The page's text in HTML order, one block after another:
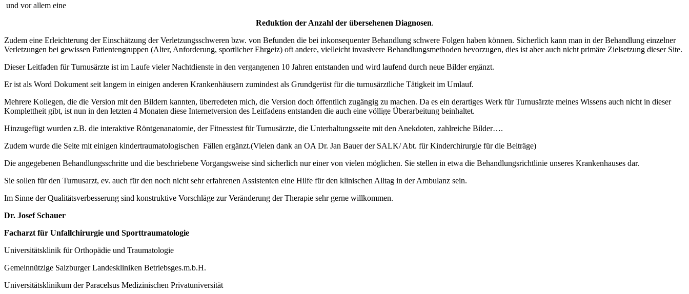
und vor allem eine
Reduktion der Anzahl der übersehenen Diagnosen.
Zudem eine Erleichterung der Einschätzung der Verletzungsschweren bzw. von Befunden die bei inkonsequenter Behandlung schwere Folgen haben können. Sicherlich kann man in der Behandlung einzelner
Verletzungen bei gewissen Patientengruppen (Alter, Anforderung, sportlicher Ehrgeiz) oft andere, vielleicht invasivere Behandlungsmethoden bevorzugen, dies ist aber auch nicht primäre Zielsetzung dieser Site.
Dieser Leitfaden für Turnusärzte ist im Laufe vieler Nachtdienste in den vergangenen 10 Jahren entstanden und wird laufend durch neue Bilder ergänzt.
Er ist als Word Dokument seit langem in einigen anderen Krankenhäusern zumindest als Grundgerüst für die turnusärztliche Tätigkeit im Umlauf.
Mehrere Kollegen, die die Version mit den Bildern kannten, überredeten mich, die Version doch öffentlich zugängig zu machen. Da es ein derartiges Werk für Turnusärzte meines Wissens auch nicht in dieser
Komplettheit gibt, ist nun in den letzten 4 Monaten diese Internetversion des Leitfadens entstanden die auch eine völlige Überarbeitung beinhaltet.
Hinzugefügt wurden z.B. die interaktive Röntgenanatomie, der Fitnesstest für Turnusärzte, die Unterhaltungsseite mit den Anekdoten, zahlreiche Bilder….
Zudem wurde die Seite mit einigen kindertraumatologischen Fällen ergänzt.(Vielen dank an OA Dr. Jan Bauer der SALK/ Abt. für Kinderchirurgie für die Beiträge)
Die angegebenen Behandlungsschritte und die beschriebene Vorgangsweise sind sicherlich nur einer von vielen möglichen. Sie stellen in etwa die Behandlungsrichtlinie unseres Krankenhauses dar.
Sie sollen für den Turnusarzt, ev. auch für den noch nicht sehr erfahrenen Assistenten eine Hilfe für den klinischen Alltag in der Ambulanz sein.
Im Sinne der Qualitätsverbesserung sind konstruktive Vorschläge zur Veränderung der Therapie sehr gerne willkommen.
Dr. Josef Schauer
Facharzt für Unfallchirurgie und Sporttraumatologie
Universitätsklinik für Orthopädie und Traumatologie
Gemeinnützige Salzburger Landeskliniken Betriebsges.m.b.H.
Universitätsklinikum der Paracelsus Medizinischen Privatuniversität